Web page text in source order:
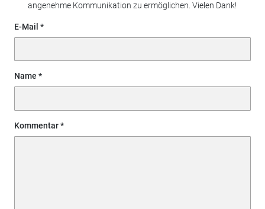
angenehme Kommunikation zu ermöglichen. Vielen Dank!
E-Mail
Name
Kommentar